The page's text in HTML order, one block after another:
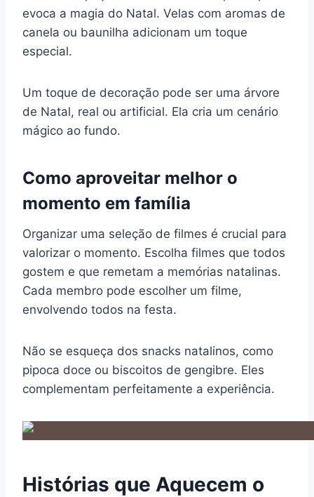
evoca a magia do Natal. Velas com aromas de
canela ou baunilha adicionam um toque
especial.
Um toque de decoração pode ser uma árvore
de Natal, real ou artificial. Ela cria um cenário
mágico ao fundo.
Como aproveitar melhor o
momento em família
Organizar uma seleção de filmes é crucial para
valorizar o momento. Escolha filmes que todos
gostem e que remetam a memórias natalinas.
Cada membro pode escolher um filme,
envolvendo todos na festa.
Não se esqueça dos snacks natalinos, como
pipoca doce ou biscoitos de gengibre. Eles
complementam perfeitamente a experiência.
Histórias que Aquecem o